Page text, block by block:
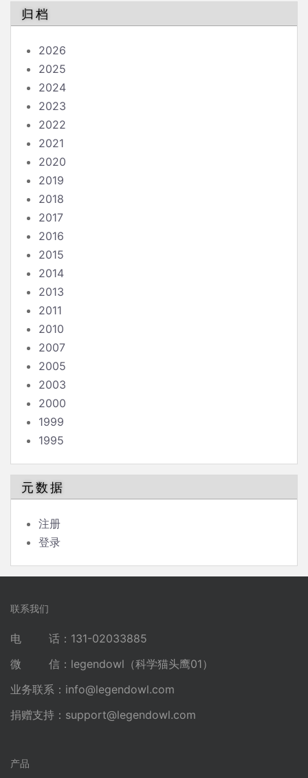
归档
2026
2025
2024
2023
2022
2021
2020
2019
2018
2017
2016
2015
2014
2013
2011
2010
2007
2005
2003
2000
1999
1995
元数据
注册
登录
联系我们
电 话：131-02033885
微 信：legendowl（科学猫头鹰01）
业务联系： info@legendowl.com
捐赠支持： support@legendowl.com
产品